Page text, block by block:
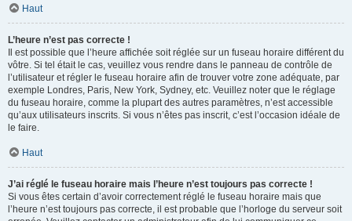
Haut
L’heure n’est pas correcte !
Il est possible que l’heure affichée soit réglée sur un fuseau horaire différent du
vôtre. Si tel était le cas, veuillez vous rendre dans le panneau de contrôle de
l’utilisateur et régler le fuseau horaire afin de trouver votre zone adéquate, par
exemple Londres, Paris, New York, Sydney, etc. Veuillez noter que le réglage
du fuseau horaire, comme la plupart des autres paramètres, n’est accessible
qu’aux utilisateurs inscrits. Si vous n’êtes pas inscrit, c’est l’occasion idéale de
le faire.
Haut
J’ai réglé le fuseau horaire mais l’heure n’est toujours pas correcte !
Si vous êtes certain d’avoir correctement réglé le fuseau horaire mais que
l’heure n’est toujours pas correcte, il est probable que l’horloge du serveur soit